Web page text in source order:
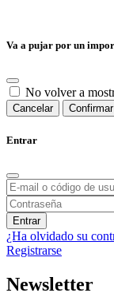
Va a pujar por un
No volver a
Cancelar Confirmar
Entrar
Entrar
¿Ha olvidado su
Registrarse
Newsletter